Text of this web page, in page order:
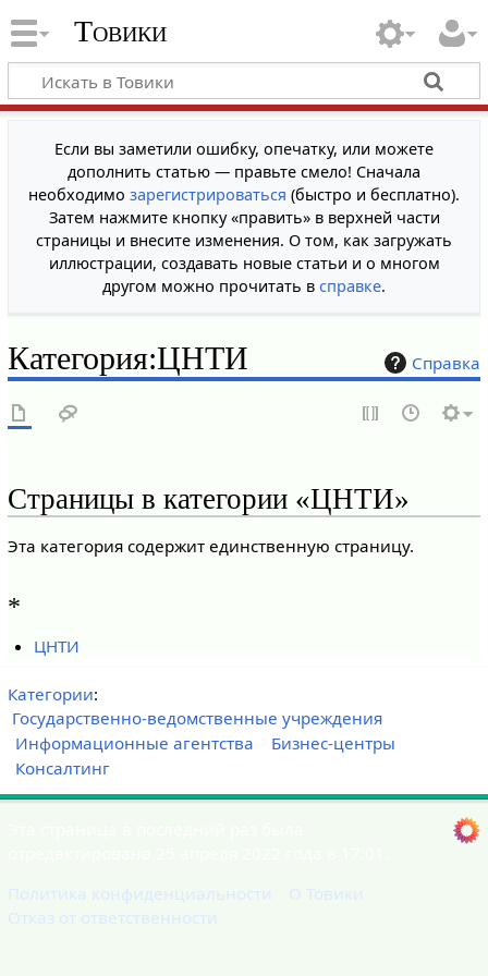
Товики
Если вы заметили ошибку, опечатку, или можете
дополнить статью — правьте смело! Сначала
необходимо зарегистрироваться (быстро и бесплатно).
Затем нажмите кнопку «править» в верхней части
страницы и внесите изменения. О том, как загружать
иллюстрации, создавать новые статьи и о многом
другом можно прочитать в справке.
Справка
Категория:ЦНТИ
Страницы в категории «ЦНТИ»
Эта категория содержит единственную страницу.
*
ЦНТИ
Категории:
Государственно-ведомственные учреждения
Информационные агентства
Бизнес-центры
Консалтинг